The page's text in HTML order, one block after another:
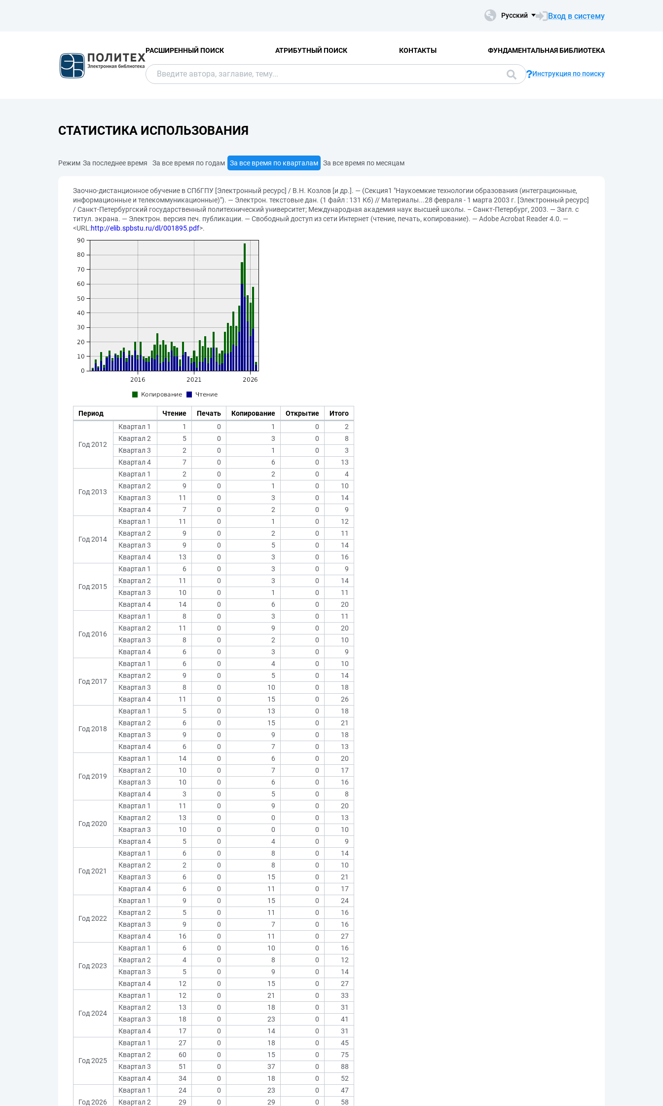
Русский Вход в систему
РАСШИРЕННЫЙ ПОИСК АТРИБУТНЫЙ ПОИСК КОНТАКТЫ ФУНДАМЕНТАЛЬНАЯ БИБЛИОТЕКА
Инструкция по поиску
СТАТИСТИКА ИСПОЛЬЗОВАНИЯ
Режим За последнее время За все время по годам За все время по кварталам За все время по месяцам
Заочно-дистанционное обучение в СПбГПУ [Электронный ресурс] / В.Н. Козлов [и др.]. — (Секция1 "Наукоемкие технологии образования (интеграционные,
информационные и телекоммуникационные)"). — Электрон. текстовые дан. (1 файл : 131 Кб) // Материалы...28 февраля - 1 марта 2003 г. [Электронный ресурс]
/ Санкт-Петербургский государственный политехнический университет; Международная академия наук высшей школы. – Санкт-Петербург, 2003. — Загл. с
титул. экрана. — Электрон. версия печ. публикации. — Свободный доступ из сети Интернет (чтение, печать, копирование). — Adobe Acrobat Reader 4.0. —
<URL:http://elib.spbstu.ru/dl/001895.pdf>.
Период Чтение Печать Копирование Открытие Итого
Год 2012
Квартал 1 1 0 1 0
2
Квартал 2
5 0 3 0
8
Квартал 3
2 0 1 0
3
Квартал 4
7 0 6 0 13
Год 2013
Квартал 1 2 0 2 0
4
Квартал 2
9 0 1 0
10
Квартал 3
11 0 3 0
14
Квартал 4
7 0 2 0 9
Год 2014
Квартал 1 11 0 1 0
12
Квартал 2
9 0 2 0
11
Квартал 3
9 0 5 0
14
Квартал 4
13 0 3 0 16
Год 2015
Квартал 1 6 0 3 0
9
Квартал 2
11 0 3 0
14
Квартал 3
10 0 1 0
11
Квартал 4
14 0 6 0 20
Год 2016
Квартал 1 8 0 3 0
11
Квартал 2
11 0 9 0
20
Квартал 3
8 0 2 0
10
Квартал 4
6 0 3 0 9
Год 2017
Квартал 1 6 0 4 0
10
Квартал 2
9 0 5 0
14
Квартал 3
8 0 10 0
18
Квартал 4
11 0 15 0 26
Год 2018
Квартал 1 5 0 13 0
18
Квартал 2
6 0 15 0
21
Квартал 3
9 0 9 0
18
Квартал 4
6 0 7 0 13
Год 2019
Квартал 1 14 0 6 0
20
Квартал 2
10 0 7 0
17
Квартал 3
10 0 6 0
16
Квартал 4
3 0 5 0 8
Год 2020
Квартал 1 11 0 9 0
20
Квартал 2
13 0 0 0
13
Квартал 3
10 0 0 0
10
Квартал 4
5 0 4 0 9
Год 2021
Квартал 1 6 0 8 0
14
Квартал 2
2 0 8 0
10
Квартал 3
6 0 15 0
21
Квартал 4
6 0 11 0 17
Год 2022
Квартал 1 9 0 15 0
24
Квартал 2
5 0 11 0
16
Квартал 3
9 0 7 0
16
Квартал 4
16 0 11 0 27
Год 2023
Квартал 1 6 0 10 0
16
Квартал 2
4 0 8 0
12
Квартал 3
5 0 9 0
14
Квартал 4
12 0 15 0 27
Год 2024
Квартал 1 12 0 21 0
33
Квартал 2
13 0 18 0
31
Квартал 3
18 0 23 0
41
Квартал 4
17 0 14 0 31
Год 2025
Квартал 1 27 0 18 0
45
Квартал 2
60 0 15 0
75
Квартал 3
51 0 37 0
88
Квартал 4
34 0 18 0 52
Год 2026
Квартал 1 24 0 23 0
47
Квартал 2
29 0 29 0 58